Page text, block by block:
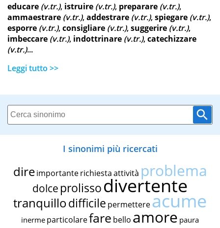
educare (v.tr.), istruire (v.tr.), preparare (v.tr.),
ammaestrare (v.tr.),addestrare (v.tr.),spiegare (v.tr.),
esporre (v.tr.),consigliare (v.tr.),suggerire (v.tr.),
imbeccare (v.tr.), indottrinare (v.tr.),catechizzare
(v.tr.)...
Leggi tutto >>
I sinonimi più ricercati
dire importante richiestaattività problema
dolce prolissodivertente
tranquillodifficile permettereacume
inerme particolarefare bello amore paura